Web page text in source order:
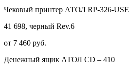
Чековый принтер АТОЛ RP-326-USE
41 698, черный Rev.6
от 7 460 руб.
Денежный ящик АТОЛ CD – 410